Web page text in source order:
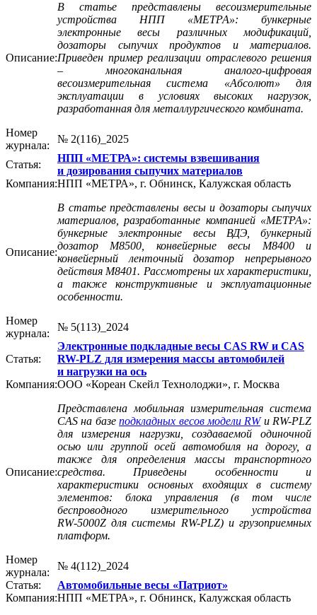
Описание:
В статье представлены весоизмерительные
устройства НПП «МЕТРА»: бункерные
электронные весы различных модификаций,
дозаторы сыпучих продуктов и материалов.
Приведен пример реализации отраслевого решения
– многоканальная аналого-цифровая
весоизмерительная система «Абсолют» для
эксплуатации в условиях высоких нагрузок,
разработанная для металлургического комбината.
Номер
журнала:
№ 2(116)_2025
Статья:
НПП «МЕТРА»: системы взвешивания
и дозирования сыпучих материалов
Компания:НПП «МЕТРА», г. Обнинск, Калужская область
Описание:
В статье представлены весы и дозаторы сыпучих
материалов, разработанные компанией «МЕТРА»:
бункерные электронные весы ВДЭ, бункерный
дозатор М8500, конвейерные весы М8400 и
конвейерный ленточный дозатор непрерывного
действия М8401. Рассмотрены их характеристики,
а также конструктивные и эксплуатационные
особенности.
Номер
журнала:
№ 5(113)_2024
Статья:
Электронные подкладные весы CAS RW и CAS
RW-PLZ для измерения массы автомобилей
и нагрузки на ось
Компания:ООО «Кореан Скейл Технолоджи», г. Москва
Описание:
Представлена мобильная измерительная система
CAS на базеподкладных весов модели RWи RW-PLZ
для измерения нагрузки, создаваемой одиночной
осью или группой осей автомобиля на дорогу, а
также для определения массы транспортного
средства. Приведены особенности и
характеристики основных входящих в систему
элементов: блока управления (в том числе
беспроводного измерительного устройства
RW‑5000Z для системы RW-PLZ) и грузоприемных
платформ.
Номер
журнала:
№ 4(112)_2024
Статья:
Автомобильные весы «Патриот»
Компания:НПП «МЕТРА», г. Обнинск, Калужская область